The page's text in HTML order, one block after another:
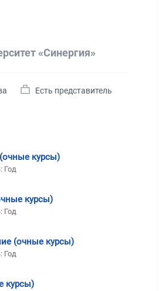
«Синергия»
Есть представитель
курсы)
Год
курсы)
Год
(очные курсы)
Год
курсы)